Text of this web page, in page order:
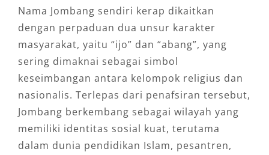
Nama Jombang sendiri kerap dikaitkan
dengan perpaduan dua unsur karakter
masyarakat, yaitu “ijo” dan “abang”, yang
sering dimaknai sebagai simbol
keseimbangan antara kelompok religius dan
nasionalis. Terlepas dari penafsiran tersebut,
Jombang berkembang sebagai wilayah yang
memiliki identitas sosial kuat, terutama
dalam dunia pendidikan Islam, pesantren,